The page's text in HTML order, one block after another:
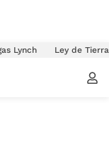
Lynch Ley de